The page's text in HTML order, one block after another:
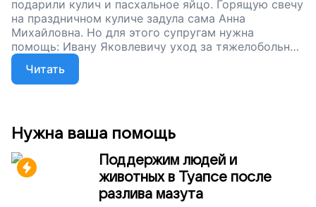
подарили кулич и пасхальное яйцо. Горящую свечу
на праздничном куличе задула сама Анна
Михайловна. Но для этого супругам нужна
помощь: Ивану Яковлевичу уход за тяжелобольной
женой не по силам, мы собираем средства на
оплату сиделки. Помогите паре встретить вместе
еще одну весну, поддержите наш проект!
Читать
Нужна ваша помощь
Поддержим людей и
животных в Туапсе после
разлива мазута